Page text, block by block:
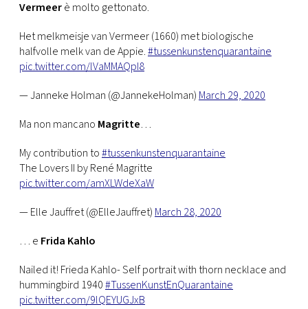
Vermeerè molto gettonato.
Het melkmeisje van Vermeer (1660) met biologische
halfvolle melk van de Appie.#tussenkunstenquarantaine
pic.twitter.com/lVaMMAQpI8
— Janneke Holman (@JannekeHolman) March 29, 2020
Ma non mancano Magritte…
My contribution to#tussenkunstenquarantaine
The Lovers II by René Magritte
pic.twitter.com/amXLWdeXaW
— Elle Jauffret (@ElleJauffret) March 28, 2020
… e Frida Kahlo
Nailed it! Frieda Kahlo- Self portrait with thorn necklace and
hummingbird 1940#TussenKunstEnQuarantaine
pic.twitter.com/9lQEYUGJxB